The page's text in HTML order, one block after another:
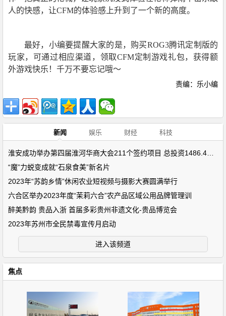
人的快感，让CFM的体验感上升到了一个新的高度。
最好，小编要提醒大家的是，购买ROG3腾讯定制版的
玩家，可通过相应渠道，领取CFM定制游戏礼包，获得额
外游戏快乐！千万不要忘记哦～
责编：乐小编
新闻 娱乐 财经 科技
“魔”力蜕变成就“石泉食美”新名片
2023年“苏韵乡情”休闲农业短视频与摄影大赛圆满举行
六合区举办2023年度“茉莉六合”农产品区域公用品牌管理训
醉美黔韵 贵品入浙 首届多彩贵州非遗文化-贵品博览会
2023年苏州市全民禁毒宣传月启动
进入该频道
焦点